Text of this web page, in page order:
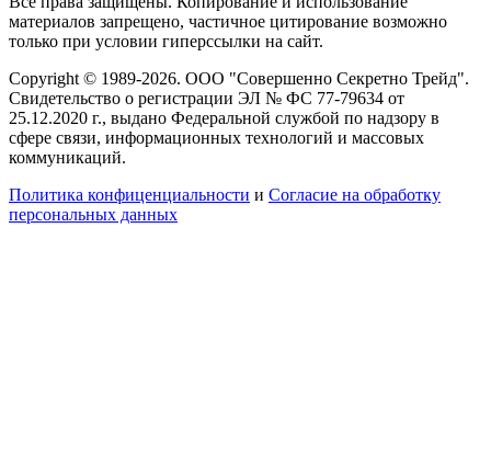
материалов запрещено, частичное цитирование возможно
только при условии гиперссылки на сайт.
Copyright © 1989-2026. ООО "Совершенно Секретно Трейд".
Свидетельство о регистрации ЭЛ № ФС 77-79634 от
25.12.2020 г., выдано Федеральной службой по надзору в
сфере связи, информационных технологий и массовых
коммуникаций.
Политика конфиценциальности и Согласие на обработку
персональных данных